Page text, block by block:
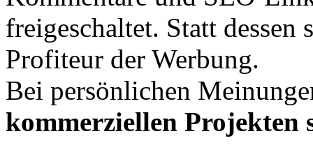
freigeschaltet. Statt dessen
Profiteur der Werbung.
Bei persönlichen
kommerziellen Projekten